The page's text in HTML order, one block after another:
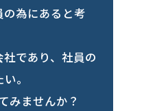
為にあると考
であり、社員の
。
みませんか？